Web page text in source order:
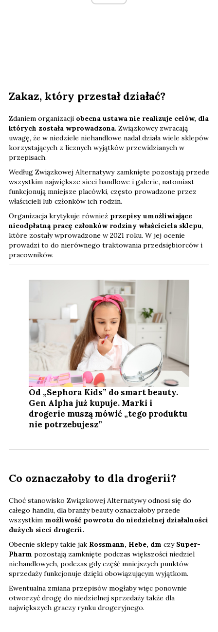
Zakaz, który przestał działać?
Zdaniem organizacji obecna ustawa nie realizuje celów, dla
których została wprowadzona. Związkowcy zwracają
uwagę, że w niedziele niehandlowe nadal działa wiele sklepów
korzystających z licznych wyjątków przewidzianych w
przepisach.
Według Związkowej Alternatywy zamknięte pozostają przede
wszystkim największe sieci handlowe i galerie, natomiast
funkcjonują mniejsze placówki, często prowadzone przez
właścicieli lub członków ich rodzin.
Organizacja krytykuje również przepisy umożliwiające
nieodpłatną pracę członków rodziny właściciela sklepu,
które zostały wprowadzone w 2021 roku. W jej ocenie
prowadzi to do nierównego traktowania przedsiębiorców i
pracowników.
Od „Sephora Kids” do smart beauty.
Gen Alpha już kupuje. Marki i
drogerie muszą mówić „tego produktu
nie potrzebujesz”
Co oznaczałoby to dla drogerii?
Choć stanowisko Związkowej Alternatywy odnosi się do
całego handlu, dla branży beauty oznaczałoby przede
wszystkim możliwość powrotu do niedzielnej działalności
dużych sieci drogerii.
Obecnie sklepy takie jak Rossmann, Hebe, dm czy Super-
Pharm pozostają zamknięte podczas większości niedziel
niehandlowych, podczas gdy część mniejszych punktów
sprzedaży funkcjonuje dzięki obowiązującym wyjątkom.
Ewentualna zmiana przepisów mogłaby więc ponownie
otworzyć drogę do niedzielnej sprzedaży także dla
największych graczy rynku drogeryjnego.